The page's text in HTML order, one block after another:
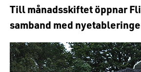
Till månadsskiftet öppnar
samband med